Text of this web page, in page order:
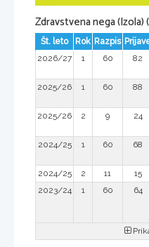
Zdravstvena nega (Izola)
Št. leto Rok Razpis
2026/27
1 60 82
2025/26
1 60 88
2025/26
2 9 24
2024/25
1 60 68
2024/25
2 11 15
2023/24
1 60 64